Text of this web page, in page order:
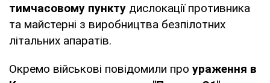
тимчасовому пункту дислокації противника
та майстерні з виробництва безпілотних
літальних апаратів.
Окремо військові повідомили про ураження в